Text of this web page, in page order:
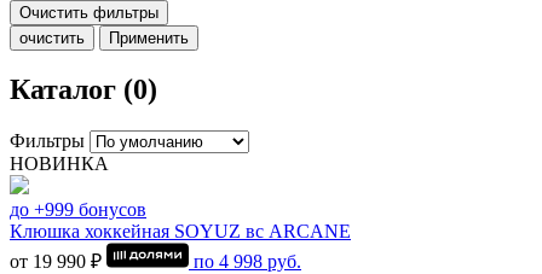
Очистить фильтры
очистить
Применить
Каталог (0)
Фильтры
НОВИНКА
до +999 бонусов
Клюшка хоккейная SOYUZ вс ARCANE
от 19 990 ₽
по 4 998 руб.